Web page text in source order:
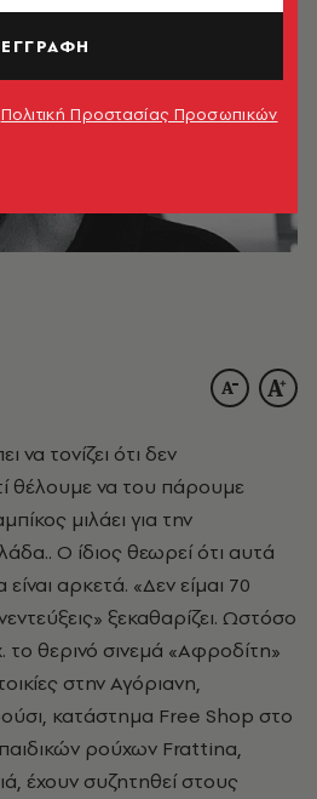
να τονίζει ότι δεν
θέλουμε να του πάρουμε
μιλάει για την
Ο ίδιος θεωρεί ότι αυτά
αρκετά. «Δεν είμαι 70
ξεκαθαρίζει. Ωστόσο
το θερινό σινεμά «Αφροδίτη»
στην Αγόριανη,
κατάστημα Free Shop στο
ρούχων Frattina,
έχουν συζητηθεί στους
ΕΓΓΡΑΦΗ
Πολιτική Προστασίας Προσωπικών